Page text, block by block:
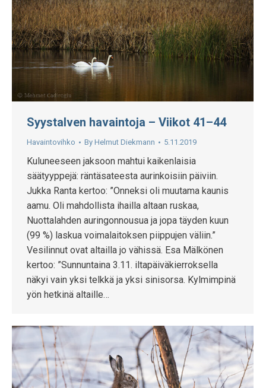
Syystalven havaintoja – Viikot 41–44
Havaintovihko By Helmut Diekmann 5.11.2019
Kuluneeseen jaksoon mahtui kaikenlaisia
säätyyppejä: räntäsateesta aurinkoisiin päiviin.
Jukka Ranta kertoo: ”Onneksi oli muutama kaunis
aamu. Oli mahdollista ihailla altaan ruskaa,
Nuottalahden auringonnousua ja jopa täyden kuun
(99 %) laskua voimalaitoksen piippujen väliin.”
Vesilinnut ovat altailla jo vähissä. Esa Mälkönen
kertoo: ”Sunnuntaina 3.11. iltapäiväkierroksella
näkyi vain yksi telkkä ja yksi sinisorsa. Kylmimpinä
yön hetkinä altaille…